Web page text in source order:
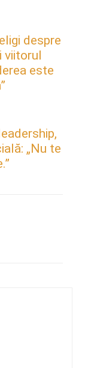
despre
viitorul
este
„Nu te